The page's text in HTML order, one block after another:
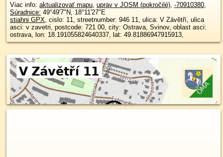
Viac info: aktualizovať mapu, uprav v JOSM (pokročilé), -70910380,
Súradnice: 49°49'7"N, 18°11'27"E
stiahni GPX, cislo: 11, streetnumber: 946 11, ulica: V Závětří, ulica
asci: v zavetri, postcode: 721 00, city: Ostrava, Svinov, oblast asci:
ostrava, lon: 18.191055824640337, lat: 49.81886947915913,